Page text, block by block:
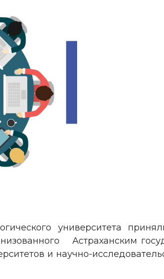
университета
Астраханским
и научно-